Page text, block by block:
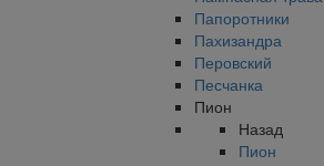
Папоротники
Пахизандра
Перовский
Песчанка
Пион
Назад
Пион